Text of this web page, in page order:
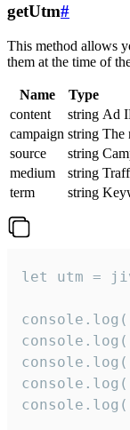
getUtm#
This method allows
them at the time of
Name Type
content
string Ad
campaign string The
source
string
medium
string
term
string
let utm =